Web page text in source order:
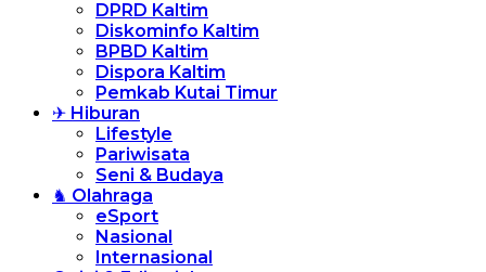
DPRD Kaltim
Diskominfo Kaltim
BPBD Kaltim
Dispora Kaltim
Pemkab Kutai Timur
✈ Hiburan
Lifestyle
Pariwisata
Seni & Budaya
♞ Olahraga
eSport
Nasional
Internasional